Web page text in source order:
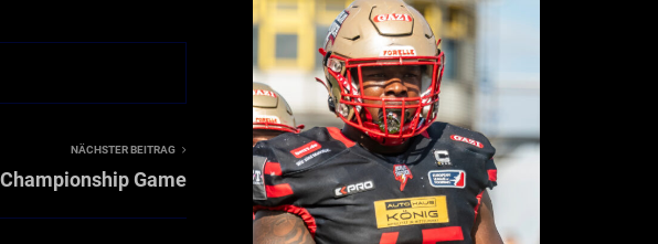
NÄCHSTER BEITRAG
Game